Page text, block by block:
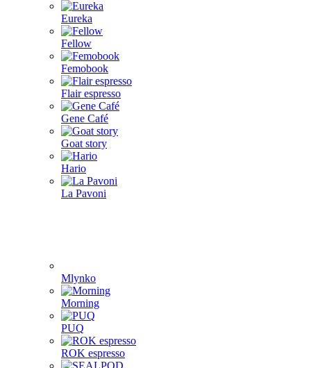
Eureka
Fellow
Femobook
Flair espresso
Gene Café
Goat story
Hario
La Pavoni
Mlynko
Morning
PUQ
ROK espresso